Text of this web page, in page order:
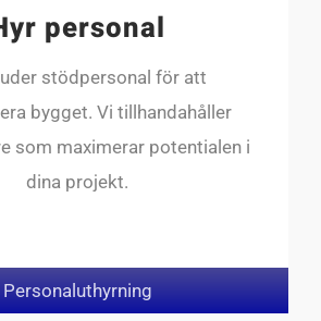
personal
stödpersonal för att
bygget. Vi tillhandahåller
som maximerar potentialen i
dina projekt.
Personaluthyrning